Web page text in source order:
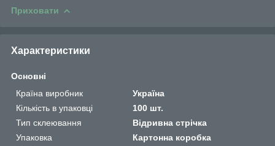
Приховати
Характеристики
Основні
Країна виробник
Україна
Кількість в упаковці
100 шт.
Тип склеювання
Відривна стрічка
Упаковка
Картонна коробка